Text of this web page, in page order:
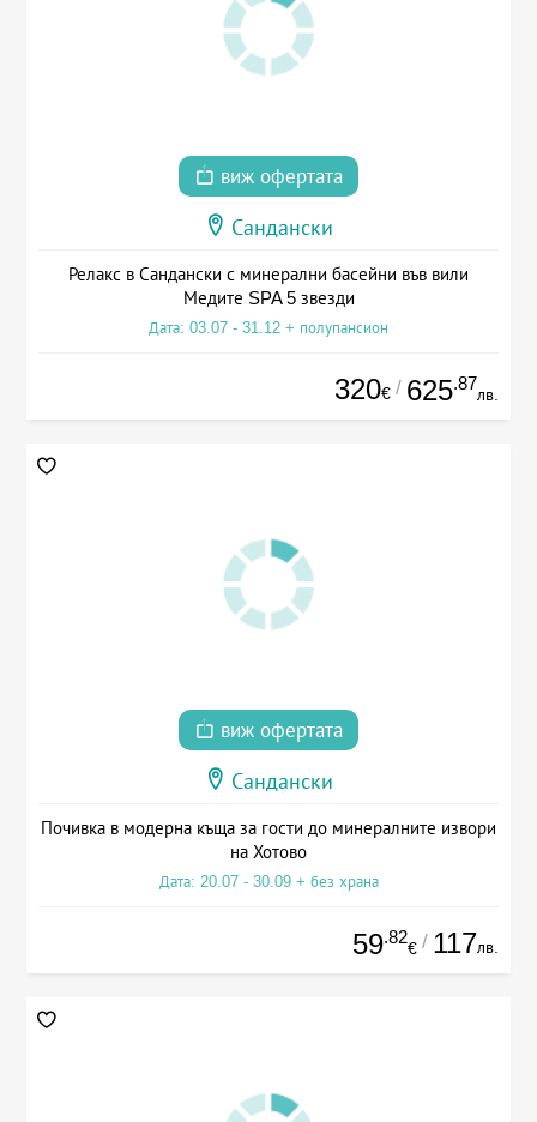
виж офертата
Сандански
Релакс в Сандански с минерални басейни във вили
Медите SPA 5 звезди
Дата: 03.07 - 31.12 + полупансион
320€ / 625.87
лв.
виж офертата
Сандански
Почивка в модерна къща за гости до минералните извори
на Хотово
Дата: 20.07 - 30.09 + без храна
59.82
€ / 117лв.